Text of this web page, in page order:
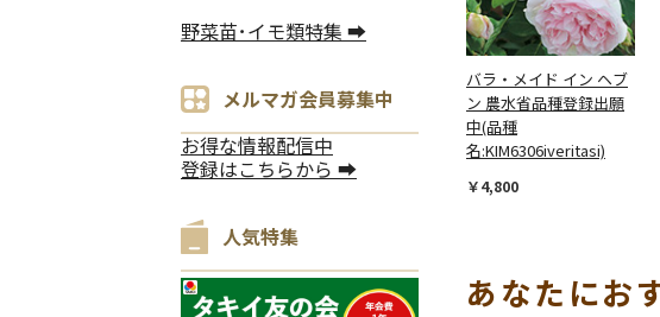
野菜苗･イモ類特集 ➡
メルマガ会員募集中
お得な情報配信中
登録はこちらから ➡
人気特集
バラ・メイド イン ヘブ
ン 農水省品種登録出願
中(品種
名:KIM6306iveritasi)
￥4,800
あなたにお